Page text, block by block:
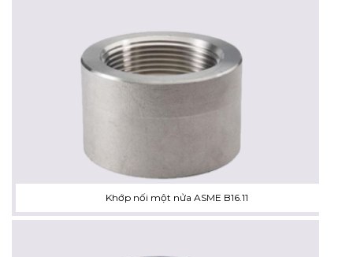
Khớp nối một nửa ASME B16.11